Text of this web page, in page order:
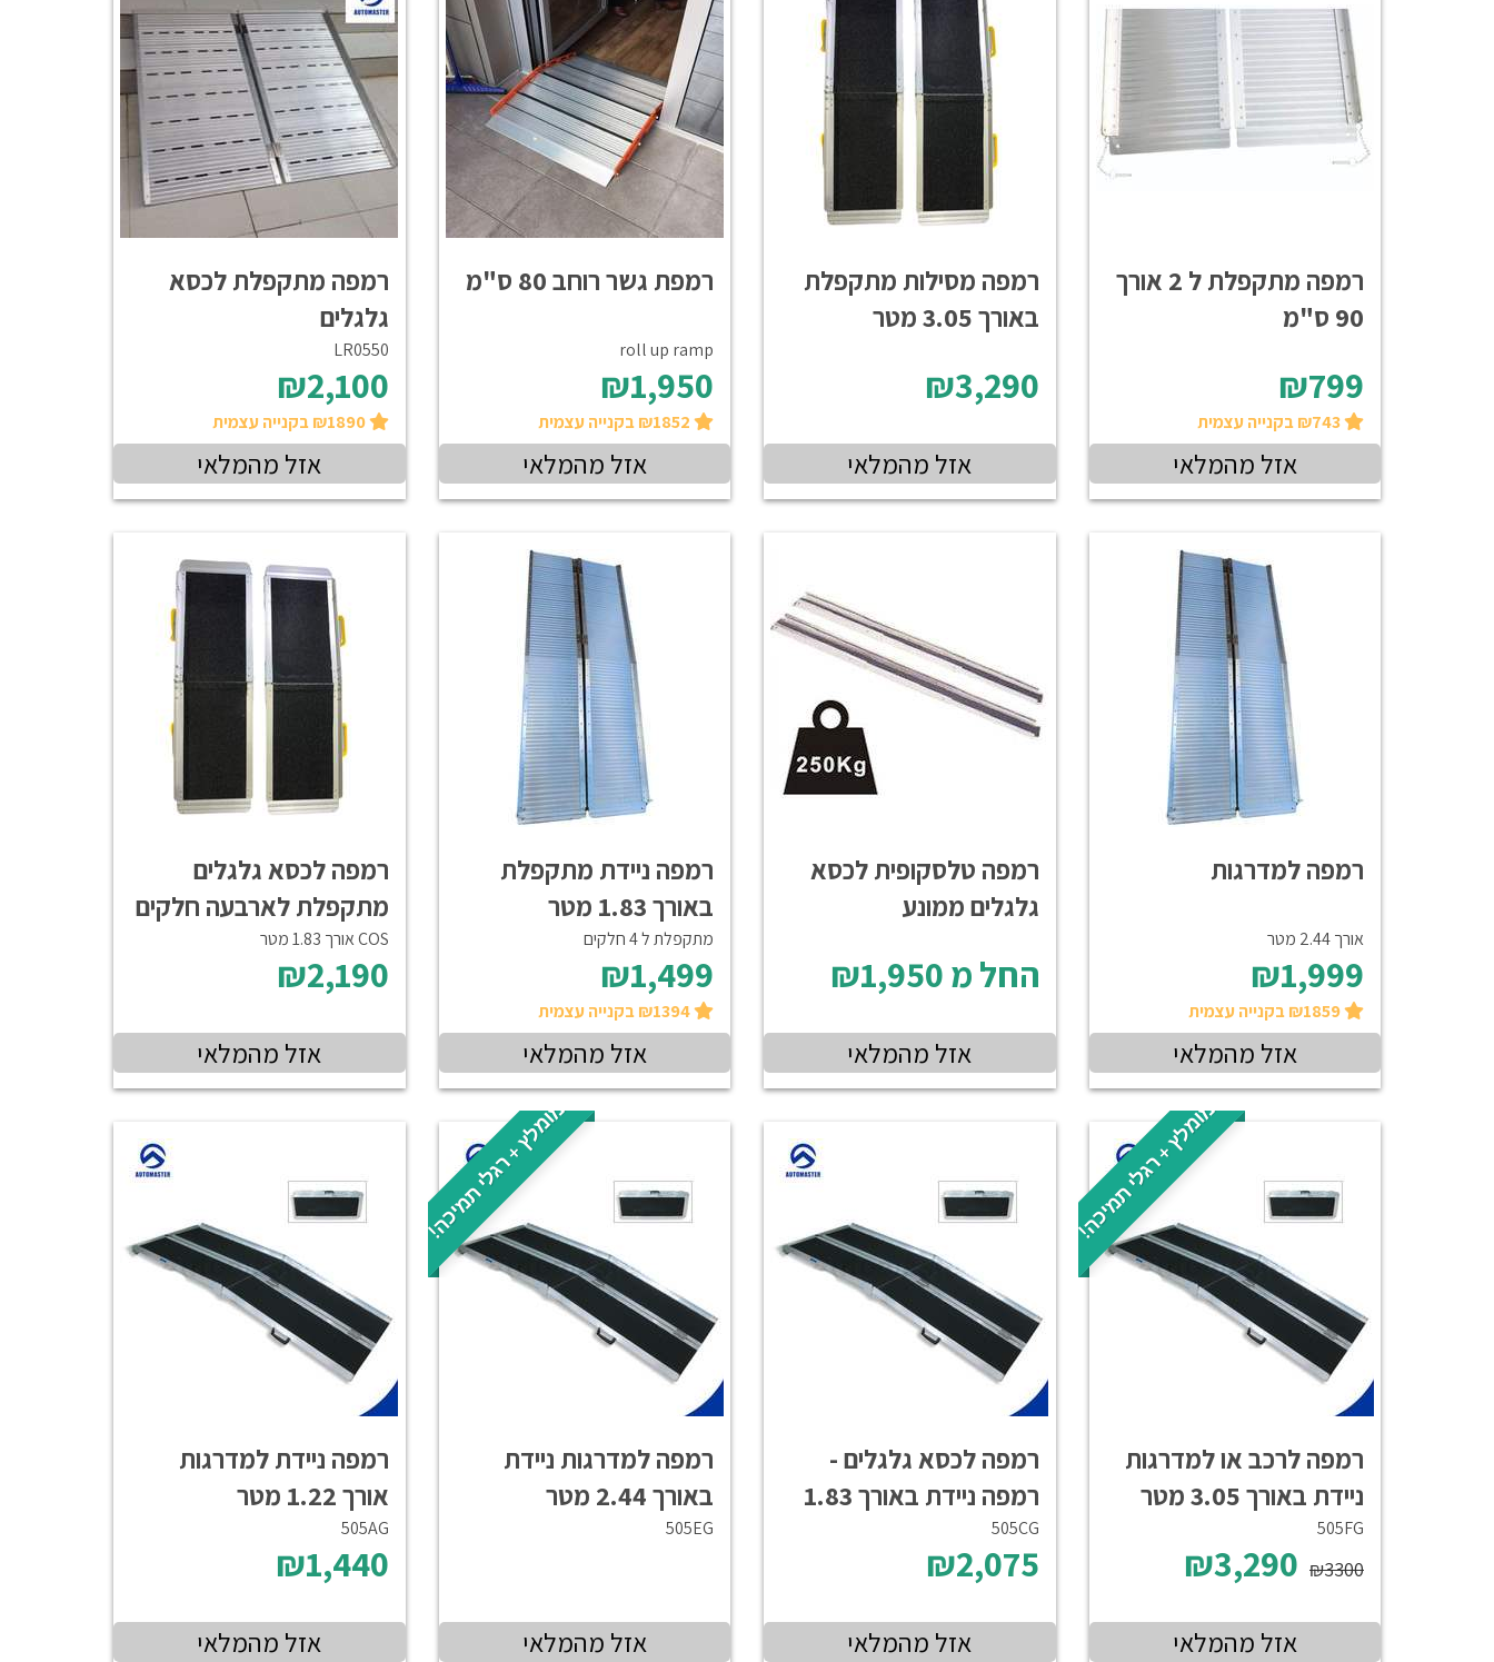
רמפה מתקפלת ל 2 אורך
90 ס"מ
₪799
אזל מהמלאי
רמפה מסילות מתקפלת
באורך 3.05 מטר
₪3,290
אזל מהמלאי
רמפת גשר רוחב 80 ס"מ
roll up ramp
₪1,950
אזל מהמלאי
רמפה מתקפלת לכסא
גלגלים
LR0550
₪2,100
₪1890 בקנייה עצמית
אזל מהמלאי
רמפה למדרגות
אורך 2.44 מטר
₪1,999
אזל מהמלאי
רמפה טלסקופית לכסא
גלגלים ממונע
החל מ
אזל מהמלאי
רמפה ניידת מתקפלת
באורך 1.83 מטר
מתקפלת ל 4 חלקים
₪1,499
אזל מהמלאי
רמפה לכסא גלגלים
מתקפלת לארבעה חלקים
COS אורך 1.83 מטר
₪2,190
אזל מהמלאי
מומלץ + רגלי תמיכה!
רמפה לרכב או למדרגות
ניידת באורך 3.05 מטר
505FG
₪3,290 ₪3300
אזל מהמלאי
רמפה לכסא גלגלים -
רמפה ניידת באורך 1.83
מטר
505CG
₪2,075
אזל מהמלאי
מומלץ + רגלי תמיכה!
רמפה למדרגות ניידת
באורך 2.44 מטר
505EG
אזל מהמלאי
רמפה ניידת למדרגות
אורך 1.22 מטר
505AG
₪1,440
אזל מהמלאי